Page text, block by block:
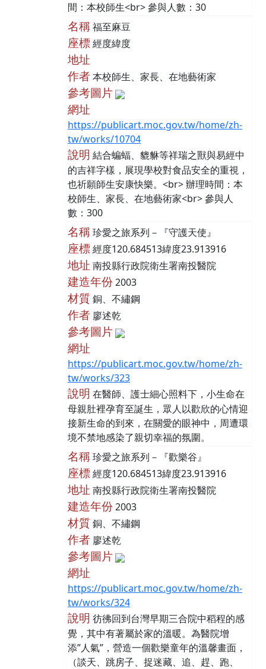
間：本校師生<br> 參與人數：30
名稱福至麻豆
座標經度緯度
地址
作者本校師生、家長、在地藝術家
參考圖片
網址
https://publicart.moc.gov.tw/home/zh-
tw/works/10704
說明 結合蝙蝠、貔貅等祥瑞之獸與易經中
的吉祥字樣，展現學校對食品安全的重視，
也祈願師生安康快樂。<br> 辦理時間：本
校師生、家長、在地藝術家<br> 參與人
數：300
名稱珍愛之旅系列－『守護天使』
座標經度120.684513緯度23.913916
地址 南投縣行政院衛生署南投醫院
建造年份 2003
材質銅、不繡鋼
作者 廖述乾
參考圖片
網址
https://publicart.moc.gov.tw/home/zh-
tw/works/323
說明 在醫師、護士細心照料下，小生命在
母親肚裡孕育至誕生，眾人以歡欣的心情迎
接新生命的到來，在關愛的眼神中，周遭環
境不禁地感染了親切幸福的氛圍。
名稱珍愛之旅系列－『歡樂谷』
座標經度120.684513緯度23.913916
地址 南投縣行政院衛生署南投醫院
建造年份 2003
材質銅、不繡鋼
作者 廖述乾
參考圖片
網址
https://publicart.moc.gov.tw/home/zh-
tw/works/324
說明 彷彿回到台灣早期三合院中稻程的感
覺，其中有著屬於家的溫暖。為醫院增
添”人氣”，營造一個歡樂童年的溫馨畫面，
（談天、跳房子、捉迷藏、追、趕、跑、